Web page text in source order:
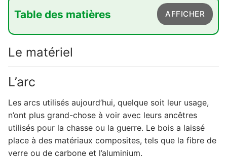
Table des matières AFFICHER
1.1. L'arc
2. Les pratiques en compétition
3. Les types d'épreuves
3.1. Les tirs en ligne
Le matériel
L’arc
Les arcs utilisés aujourd’hui, quelque soit leur usage,
n’ont plus grand-chose à voir avec leurs ancêtres
utilisés pour la chasse ou la guerre. Le bois a laissé
place à des matériaux composites, tels que la fibre de
verre ou de carbone et l’aluminium.